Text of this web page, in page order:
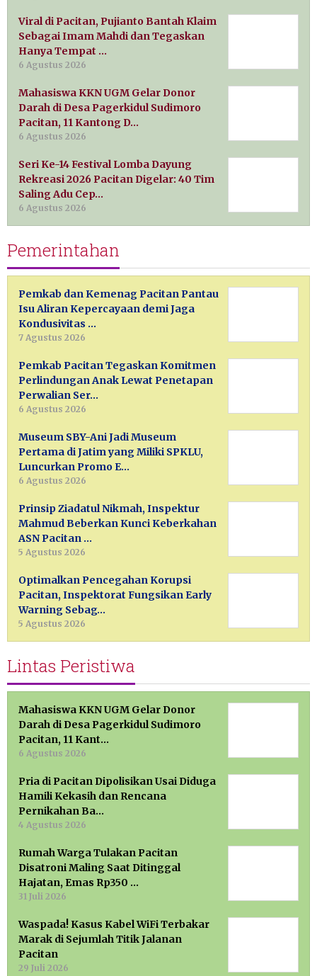
Viral di Pacitan, Pujianto Bantah Klaim
Sebagai Imam Mahdi dan Tegaskan
Hanya Tempat …
6 Agustus 2026
Mahasiswa KKN UGM Gelar Donor
Darah di Desa Pagerkidul Sudimoro
Pacitan, 11 Kantong D…
6 Agustus 2026
Seri Ke-14 Festival Lomba Dayung
Rekreasi 2026 Pacitan Digelar: 40 Tim
Saling Adu Cep…
6 Agustus 2026
Pemerintahan
Pemkab dan Kemenag Pacitan Pantau
Isu Aliran Kepercayaan demi Jaga
Kondusivitas …
7 Agustus 2026
Pemkab Pacitan Tegaskan Komitmen
Perlindungan Anak Lewat Penetapan
Perwalian Ser…
6 Agustus 2026
Museum SBY-Ani Jadi Museum
Pertama di Jatim yang Miliki SPKLU,
Luncurkan Promo E…
6 Agustus 2026
Prinsip Ziadatul Nikmah, Inspektur
Mahmud Beberkan Kunci Keberkahan
ASN Pacitan …
5 Agustus 2026
Optimalkan Pencegahan Korupsi
Pacitan, Inspektorat Fungsikan Early
Warning Sebag…
5 Agustus 2026
Lintas Peristiwa
Mahasiswa KKN UGM Gelar Donor
Darah di Desa Pagerkidul Sudimoro
Pacitan, 11 Kant…
6 Agustus 2026
Pria di Pacitan Dipolisikan Usai Diduga
Hamili Kekasih dan Rencana
Pernikahan Ba…
4 Agustus 2026
Rumah Warga Tulakan Pacitan
Disatroni Maling Saat Ditinggal
Hajatan, Emas Rp350 …
31 Juli 2026
Waspada! Kasus Kabel WiFi Terbakar
Marak di Sejumlah Titik Jalanan
Pacitan
29 Juli 2026